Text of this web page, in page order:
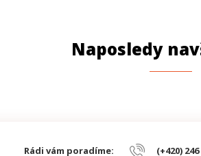
Naposledy
Rádi vám poradíme: (+420)